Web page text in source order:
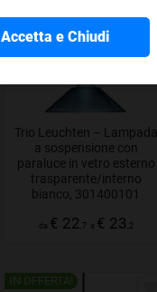
Trio Leuchten – Lampada
a sospensione con
paraluce in vetro esterno
trasparente/interno
bianco, 301400101
da € 22 ,7 a € 23 ,2
IN OFFERTA!
Accetta e Chiudi